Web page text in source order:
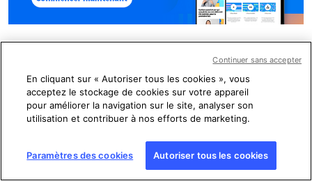
Factuel
En cliquant sur « Autoriser tous les cookies », vous
acceptez le stockage de cookies sur votre appareil
pour améliorer la navigation sur le site, analyser son
utilisation et contribuer à nos efforts de marketing.
Paramètres des cookies Autoriser tous les cookies
Continuer sans accepter